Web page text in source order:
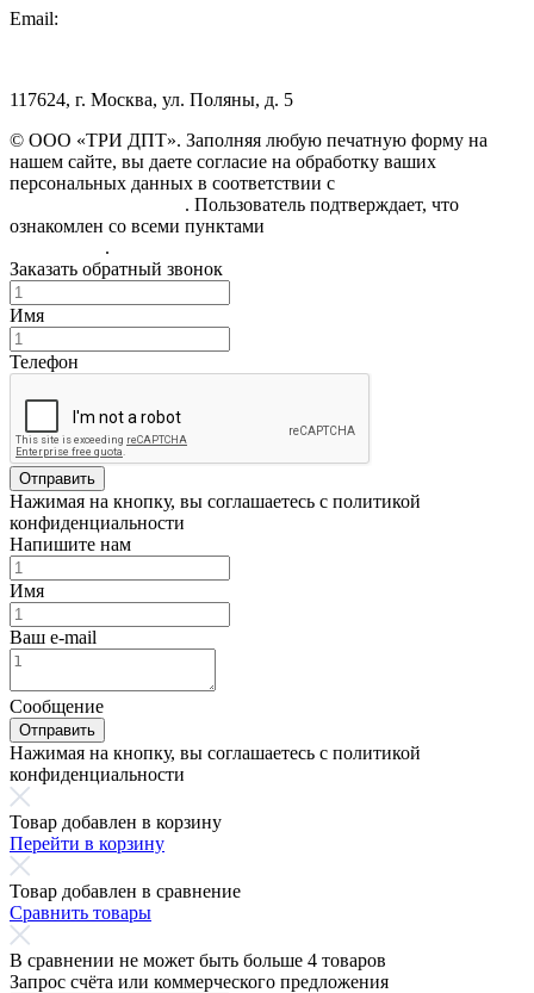
Email:
117624, г. Москва, ул. Поляны, д. 5
© ООО «ТРИ ДПТ». Заполняя любую печатную форму на
нашем сайте, вы даете согласие на обработку ваших
персональных данных в соответствии с
. Пользователь подтверждает, что
ознакомлен со всеми пунктами
.
Заказать обратный звонок
Имя
Телефон
Отправить
Нажимая на кнопку, вы соглашаетесь с политикой
конфиденциальности
Напишите нам
Имя
Ваш e-mail
Сообщение
Отправить
Нажимая на кнопку, вы соглашаетесь с политикой
конфиденциальности
Товар добавлен в корзину
Перейти в корзину
Товар добавлен в сравнение
Сравнить товары
В сравнении не может быть больше 4 товаров
Запрос счёта или коммерческого предложения